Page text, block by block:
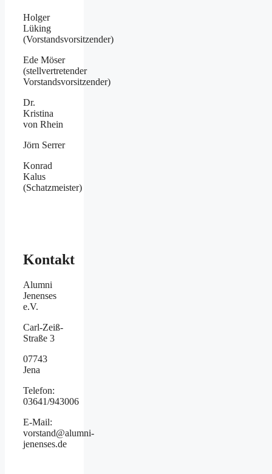
Holger
Lüking
(Vorstandsvorsitzender)
Ede Möser
(stellvertretender
Vorstandsvorsitzender)
Dr.
Kristina
von Rhein
Jörn Serrer
Konrad
Kalus
(Schatzmeister)
Kontakt
Alumni
Jenenses
e.V.
Carl-Zeiß-
Straße 3
07743
Jena
Telefon:
03641/943006
E-Mail:
vorstand@alumni-
jenenses.de